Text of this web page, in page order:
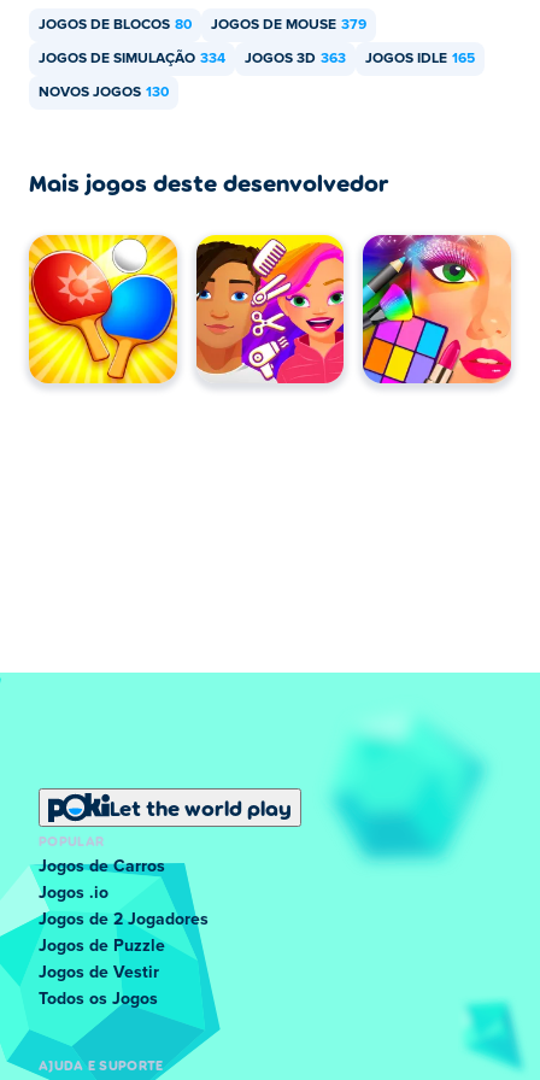
O Smash Room pode ser jogado no seu computador e
em dispositivos móveis, como celulares e tablets.
JOGOS DE BLOCOS 80 JOGOS DE MOUSE 379
JOGOS DE SIMULAÇÃO 334 JOGOS 3D 363 JOGOS IDLE 165
NOVOS JOGOS 130
Mais jogos deste desenvolvedor
Let the world play
POPULAR
Jogos de Carros
Jogos .io
Jogos de 2 Jogadores
Jogos de Puzzle
Jogos de Vestir
Todos os Jogos
AJUDA E SUPORTE